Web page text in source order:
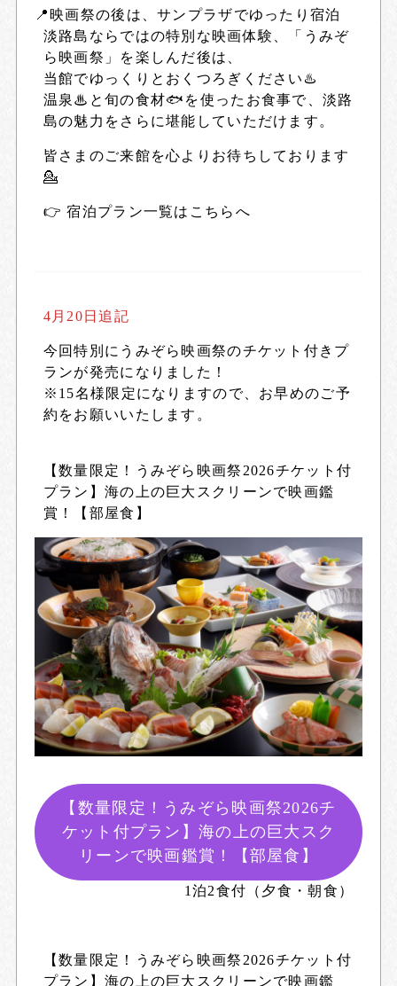
📍映画祭の後は、サンプラザでゆったり宿泊
淡路島ならではの特別な映画体験、「うみぞ
ら映画祭」を楽しんだ後は、
当館でゆっくりとおくつろぎください♨️
温泉♨と旬の食材🐟を使ったお食事で、淡路
島の魅力をさらに堪能していただけます。
皆さまのご来館を心よりお待ちしております
💁
👉宿泊プラン一覧はこちらへ
4月20日追記
今回特別にうみぞら映画祭のチケット付きプ
ランが発売になりました！
※15名様限定になりますので、お早めのご予
約をお願いいたします。
【数量限定！うみぞら映画祭2026チケット付
プラン】海の上の巨大スクリーンで映画鑑
賞！【部屋食】
【数量限定！うみぞら映画祭2026チ
ケット付プラン】海の上の巨大スク
リーンで映画鑑賞！【部屋食】
1泊2食付（夕食・朝食）
【数量限定！うみぞら映画祭2026チケット付
プラン】海の上の巨大スクリーンで映画鑑